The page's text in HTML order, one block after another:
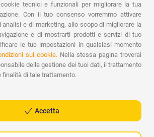
PRODOTTI
Auto A casa Pappa
Nanna
bebè Abbigliamento Gioco
Gift card
Idee regalo Camerette
Promozioni
Promozioni
Marchi
ASSISTENZA
Cookie Policy
tecnici e funzionali per migliorare la tua
Con il tuo consenso vorremmo attivare
e di marketing, allo scopo di migliorare la
e di mostrarti prodotti e servizi di tuo
le tue impostazioni in qualsiasi momento
sui cookie.Nella stessa pagina troverai
della gestione dei tuoi dati, il trattamento
finalità di tale trattamento.
Accetta